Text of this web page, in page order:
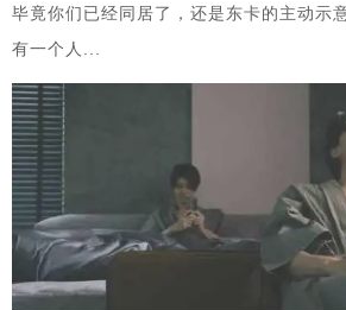
毕竟你们已经同居了，还是东卡的主动示
有一个人...